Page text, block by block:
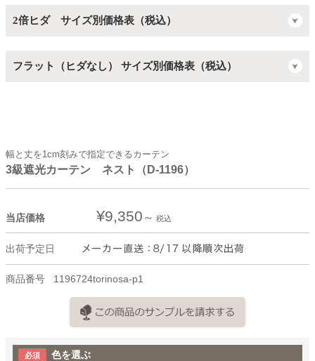
2倍ヒダ サイズ別価格表（税込）
フラット（ヒダなし） サイズ別価格表（税込）
幅と丈を1cm刻みで指定できるカーテン
3級遮光カーテン ネスト（D-1196）
当店価格 ¥9,350 税込
出荷予定日
商品番号 1196724torinosa-p1
色を選ぶ